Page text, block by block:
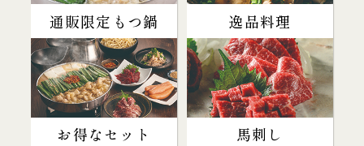
通販限定もつ鍋 逸品料理
お得なセット 馬刺し